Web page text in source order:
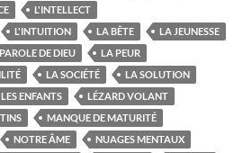
L'INTELLECT
L'INTUITION LA BÊTE
LA JEUNESSE
DE DIEU
LA PEUR
LA SOCIÉTÉ
LA SOLUTION
LES ENFANTS
LÉZARD VOLANT
MANQUE DE MATURITÉ
NOTRE ÂME
NUAGES MENTAUX